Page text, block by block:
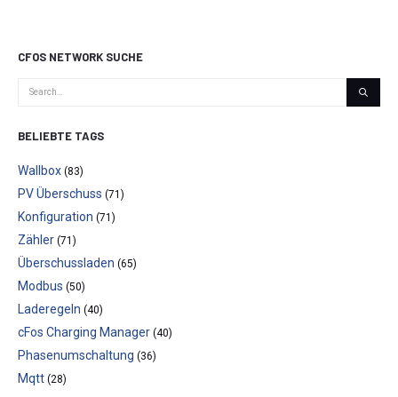
CFOS NETWORK SUCHE
BELIEBTE TAGS
Wallbox (83)
PV Überschuss (71)
Konfiguration (71)
Zähler (71)
Überschussladen (65)
Modbus (50)
Laderegeln (40)
cFos Charging Manager (40)
Phasenumschaltung (36)
Mqtt (28)